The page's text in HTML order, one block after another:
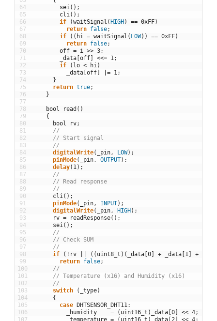
64
65
66
67
68
69
70
71
72
73
74
75
76
77
78
79
80
81
82
83
84
85
86
87
88
89
90
91
92
93
94
95
96
97
98
99
100
101
102
103
104
105
106
107
sei ( ) ;
cli ( ) ;
if
(waitSignal (HIGH) == 0xFF)
return false;
if
( ( hi = waitSignal ( LOW) ) == 0xFF)
return false;
off = i >> 3;
_data [off] <<= 1 ;
if
( lo < hi )
_data [off] |= 1 ;
}
return true;
}
bool read ( )
{
bool
rv;
//
// Start signal
//
digitalWrite( _pin , LOW) ;
pinMode( _pin , OUTPUT) ;
delay( 1 ) ;
//
// Read response
//
cli ( ) ;
pinMode( _pin , INPUT) ;
digitalWrite( _pin , HIGH) ;
rv = readResponse( ) ;
sei ( ) ;
//
// Check SUM
//
if
( ! rv ( ( uint8_t ) ( _data [0] + _data [1 ] +
return false;
//
// Temperature (x16) and Humidity (x16)
//
switch
( _type)
{
case DHTSENSOR_DHT11 :
_humidity
= ( uint16_t ) _data [0] << 4;
_temperature = ( uint16_t ) _data [2 ] << 4;